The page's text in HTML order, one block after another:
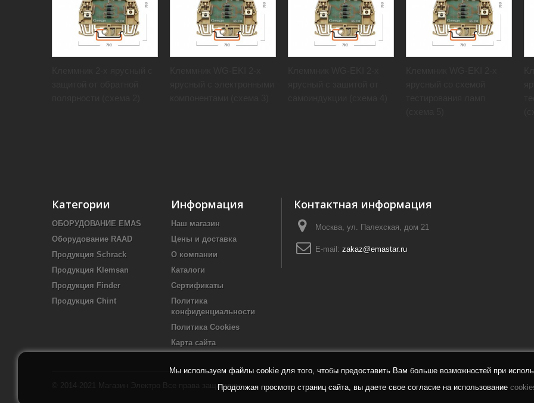
Категории
ОБОРУДОВАНИЕ EMAS
Оборудование RAAD
Продукция Schrack
Продукция Klemsan
Продукция Finder
Продукция Chint
Информация
Наш магазин
Цены и доставка
О компании
Каталоги
Сертификаты
Политика
конфиденциальности
Политика Cookies
Карта сайта
Все права защищены
Контактная информация
Москва, ул. Палехская, дом 21
E-mail: zakaz@emastar.ru
Мы используем файлы cookie для того, чтобы предоставить Вам больше возможностей при
Продолжая просмотр страниц сайта, вы даете свое согласие на использование